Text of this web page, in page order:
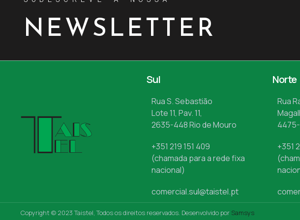
NEWSLETTER
Sul
Rua S. Sebastião
Lote 11, Pav. 11,
2635-448 Rio de Mouro
+351 219 151 409
(chamada para a rede fixa
nacional)
comercial.sul@taistel.pt
Norte
Rua
+351
Copyright © 2023 Taistel, Todos os direitos reservados. Desenvolvido por Samsys